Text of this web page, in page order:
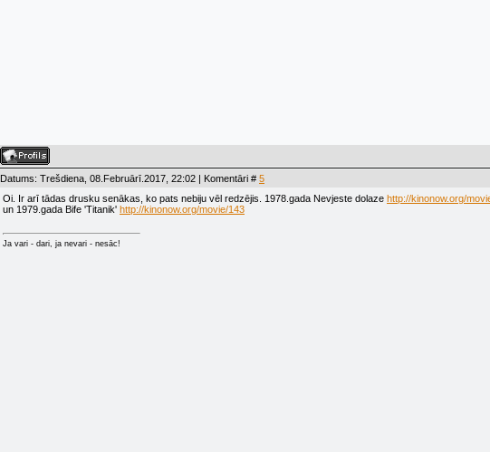
Datums: Trešdiena, 08.Februārī.2017, 22:02 | Komentāri # 5
Oi. Ir arī tādas drusku senākas, ko pats nebiju vēl redzējis. 1978.gada Nevjeste dolaze http://kinonow.org/
un 1979.gada Bife 'Titanik' http://kinonow.org/movie/143
Ja vari - dari, ja nevari - nesāc!